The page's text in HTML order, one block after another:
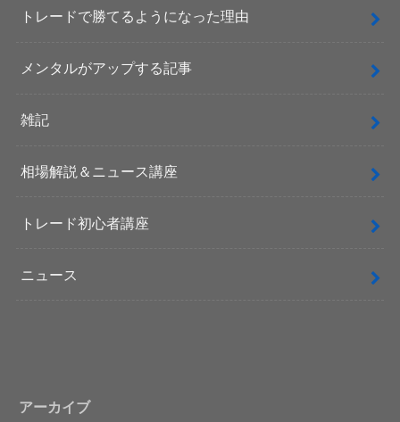
トレードで勝てるようになった理由
メンタルがアップする記事
雑記
相場解説＆ニュース講座
トレード初心者講座
ニュース
アーカイブ